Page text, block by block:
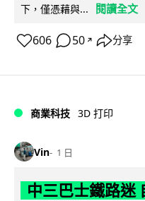
下，僅憑藉與...
閱讀全文
606 50 ↗ 分享
商業科技 3D 打印
Vin 1 日
中三巴士鐵路迷